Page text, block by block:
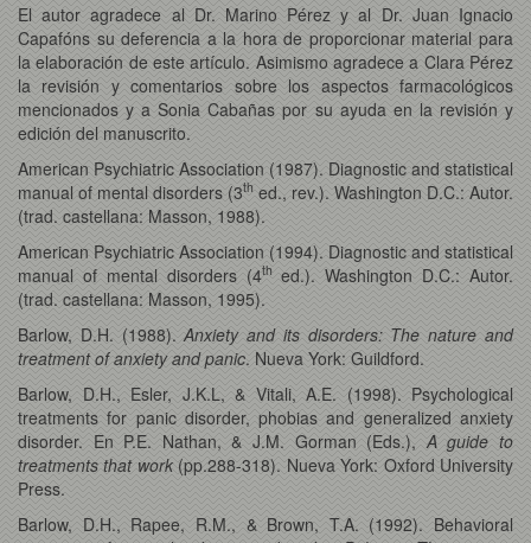
El autor agradece al Dr. Marino Pérez y al Dr. Juan Ignacio
Capafóns su deferencia a la hora de proporcionar material para
la elaboración de este artículo. Asimismo agradece a Clara Pérez
la revisión y comentarios sobre los aspectos farmacológicos
mencionados y a Sonia Cabañas por su ayuda en la revisión y
edición del manuscrito.
American Psychiatric Association (1987). Diagnostic and statistical
manual of mental disorders (3th ed., rev.). Washington D.C.: Autor.
(trad. castellana: Masson, 1988).
American Psychiatric Association (1994). Diagnostic and statistical
manual of mental disorders (4thed.). Washington D.C.: Autor.
(trad. castellana: Masson, 1995).
Barlow, D.H. (1988).Anxiety and its disorders: The nature and
treatment of anxiety and panic. Nueva York: Guildford.
Barlow, D.H., Esler, J.K.L, & Vitali, A.E. (1998). Psychological
treatments for panic disorder, phobias and generalized anxiety
disorder. En P.E. Nathan, & J.M. Gorman (Eds.), A guide to
treatments that work(pp.288-318). Nueva York: Oxford University
Press.
Barlow, D.H., Rapee, R.M., & Brown, T.A. (1992). Behavioral